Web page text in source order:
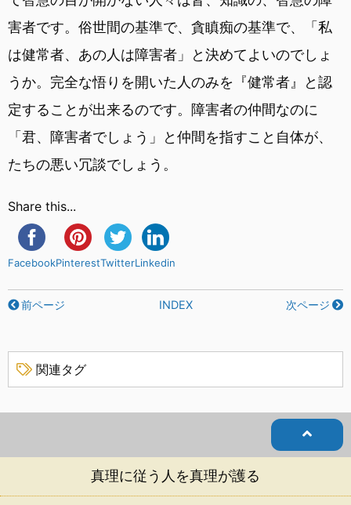
害者です。俗世間の基準で、貪瞋痴の基準で、「私
は健常者、あの人は障害者」と決めてよいのでしょ
うか。完全な悟りを開いた人のみを『健常者』と認
定することが出来るのです。障害者の仲間なのに
「君、障害者でしょう」と仲間を指すこと自体が、
たちの悪い冗談でしょう。
Share this...
FacebookPinterestTwitterLinkedin
前ページ INDEX 次ページ
関連タグ
真理に従う人を真理が護る